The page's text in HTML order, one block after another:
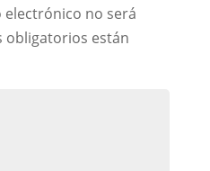
no será
obligatorios están